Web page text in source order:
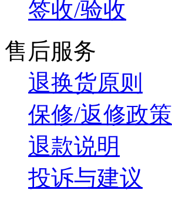
签收/验收
售后服务
退换货原则
保修/返修政策
退款说明
投诉与建议